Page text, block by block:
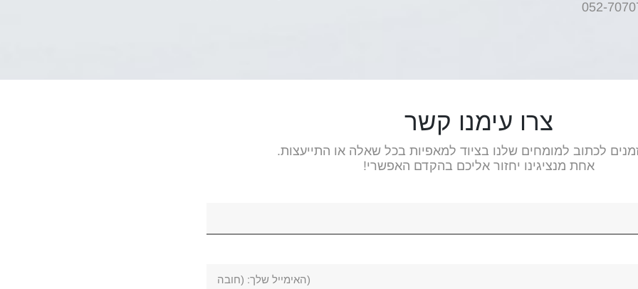
צרו עימנו קשר
לכתוב למומחים שלנו בציוד למאפיות בכל שאלה או התייעצות.
אחת מנציגינו יחזור אליכם בהקדם האפשרי!